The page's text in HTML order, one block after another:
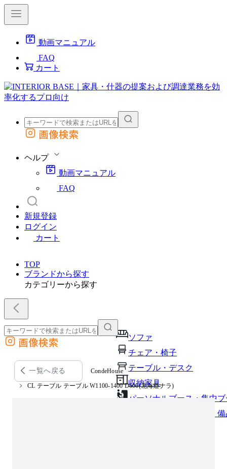
動画マニュアル
FAQ
カート
外部サイトの商品をカートに追加
画像検索
ヘルプ
動画マニュアル
FAQ
新規登録
ログイン
カート
TOP
ブランドから探す
カテゴリーから探す
ソファ
チェア・椅子
テーブル・デスク
収納家具
パーソナルブース・集中
オフィスアクセサリー・
外部サイトの商品をカートに追加
他のサイトで見つけた商品ページのURLを貼り付けて、カートに追加できます
画像検索
一覧へ戻る CondeHouse
CL テーブル テーブル W1100-1400 D600(北海道ナラ)